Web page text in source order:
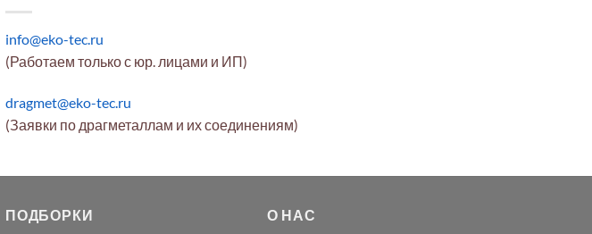
info@eko-tec.ru
(Работаем только с юр. лицами и ИП)
dragmet@eko-tec.ru
(Заявки по драгметаллам и их соединениям)
ПОДБОРКИ О НАС